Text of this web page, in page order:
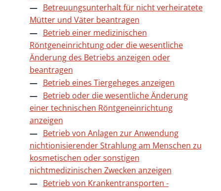
Betreuungsunterhalt für nicht verheiratete
Mütter und Väter beantragen
Betrieb einer medizinischen
Röntgeneinrichtung oder die wesentliche
Änderung des Betriebs anzeigen oder
beantragen
Betrieb eines Tiergeheges anzeigen
Betrieb oder die wesentliche Änderung
einer technischen Röntgeneinrichtung
anzeigen
Betrieb von Anlagen zur Anwendung
nichtionisierender Strahlung am Menschen zu
kosmetischen oder sonstigen
nichtmedizinischen Zwecken anzeigen
Betrieb von Krankentransporten -